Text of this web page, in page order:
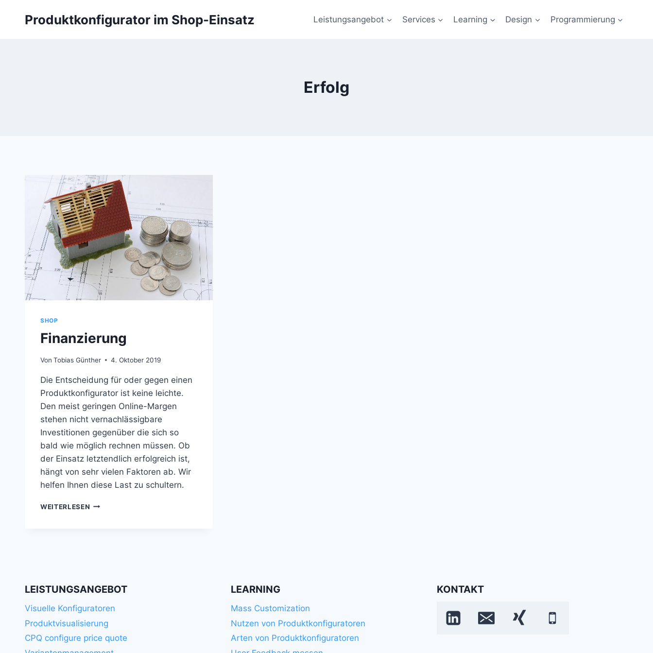
Produktkonfigurator im Shop-Einsatz Leistungsangebot Services Learning Design Programmierung
Erfolg
SHOP
Finanzierung
Von Tobias Günther 4. Oktober 2019
Die Entscheidung für oder gegen einen
Produktkonfigurator ist keine leichte.
Den meist geringen Online-Margen
stehen nicht vernachlässigbare
Investitionen gegenüber die sich so
bald wie möglich rechnen müssen. Ob
der Einsatz letztendlich erfolgreich ist,
hängt von sehr vielen Faktoren ab. Wir
helfen Ihnen diese Last zu schultern.
WEITERLESEN FINANZIERUNG
LEISTUNGSANGEBOT
Visuelle Konfiguratoren
Produktvisualisierung
CPQ configure price quote
LEARNING
Mass Customization
Nutzen von Produktkonfiguratoren
Arten von Produktkonfiguratoren
KONTAKT